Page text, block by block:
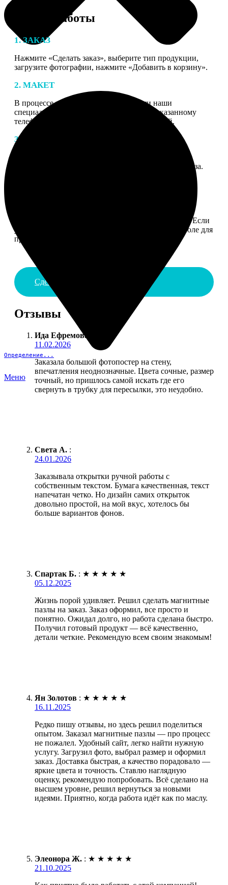
Определение...
Меню
Этапы работы
1. ЗАКАЗ
Нажмите «Сделать заказ», выберите тип продукции,
загрузите фотографии, нажмите «Добавить в корзину».
2. МАКЕТ
В процессе подготовки заказа к печати наши
специалисты могут связаться с Вами по указанному
телефону или email для согласования деталей.
3. ИЗГОТОВЛЕНИЕ
получите подтверждение на email с описанием заказа.
Введите адрес и выберите способ доставки заказа. Если
у вас есть промокод, введите его в специальное поле для
промокода.
Сделать заказ
Отзывы
Ида Ефремова
11.02.2026
Заказала большой фотопостер на стену,
впечатления неоднозначные. Цвета сочные, размер
точный, но пришлось самой искать где его
свернуть в трубку для пересылки, это неудобно.
Света А. :
24.01.2026
Заказывала открытки ручной работы с
собственным текстом. Бумага качественная, текст
напечатан четко. Но дизайн самих открыток
довольно простой, на мой вкус, хотелось бы
больше вариантов фонов.
Спартак Б. : ★ ★ ★ ★ ★
05.12.2025
Жизнь порой удивляет. Решил сделать магнитные
пазлы на заказ. Заказ оформил, все просто и
понятно. Ожидал долго, но работа сделана быстро.
Получил готовый продукт — всё качественно,
детали четкие. Рекомендую всем своим знакомым!
Ян Золотов : ★ ★ ★ ★ ★
16.11.2025
Редко пишу отзывы, но здесь решил поделиться
опытом. Заказал магнитные пазлы — про процесс
не пожалел. Удобный сайт, легко найти нужную
услугу. Загрузил фото, выбрал размер и оформил
заказ. Доставка быстрая, а качество порадовало —
яркие цвета и точность. Ставлю наглядную
оценку, рекомендую попробовать. Всё сделано на
высшем уровне, решил вернуться за новыми
идеями. Приятно, когда работа идёт как по маслу.
Элеонора Ж. : ★ ★ ★ ★ ★
21.10.2025